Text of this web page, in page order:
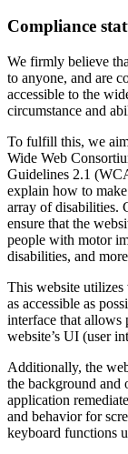
Compliance
We firmly believe
to anyone, and are
accessible to the
circumstance and
To fulfill this, we
Wide Web
Guidelines 2.1
explain how to
array of disabilities.
ensure that the
people with motor
disabilities, and
This website utilizes
as accessible as
interface that allows
website’s UI (user
Additionally, the
the background and
application
and behavior for
keyboard functions